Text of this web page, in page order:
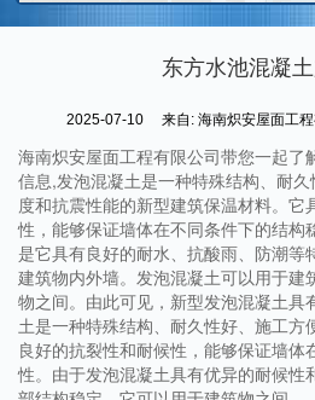
东方水池混凝
2025-07-10 来自: 海南炽安屋面工程
海南炽安屋面工程有限公司带您一起了
信息,发泡混凝土是一种特殊结构、耐
度和抗震性能的新型建筑保温材料。它
性，能够保证墙体在不同条件下的结构
是它具有良好的耐水、抗酸雨、防潮等
建筑物内外墙。发泡混凝土可以用于建
物之间。由此可见，新型发泡混凝土具
土是一种特殊结构、耐久性好、施工方
良好的抗裂性和耐候性，能够保证墙体
性。由于发泡混凝土具有优异的耐候性